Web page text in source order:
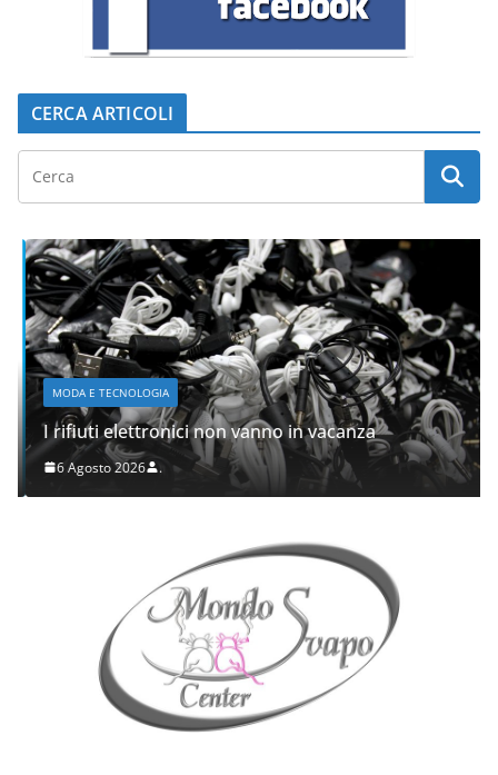
CERCA ARTICOLI
MODA E TECNOLOGIA
I rifiuti elettronici non vanno in vacanza
6 Agosto 2026 .